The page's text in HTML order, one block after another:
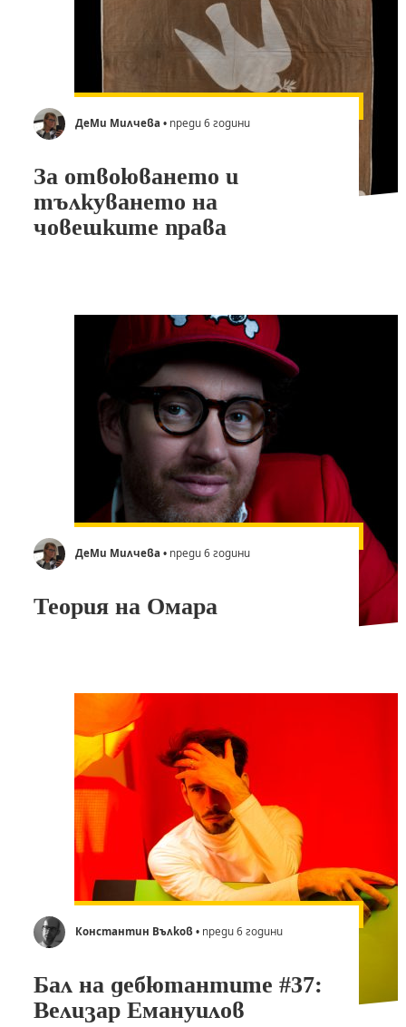
ДеМи Милчева • преди 6 години
За отвоюването и
тълкуването на
човешките права
ДеМи Милчева • преди 6 години
Теория на Омара
Константин Вълков• преди 6 години
Бал на дебютантите #37:
Велизар Емануилов